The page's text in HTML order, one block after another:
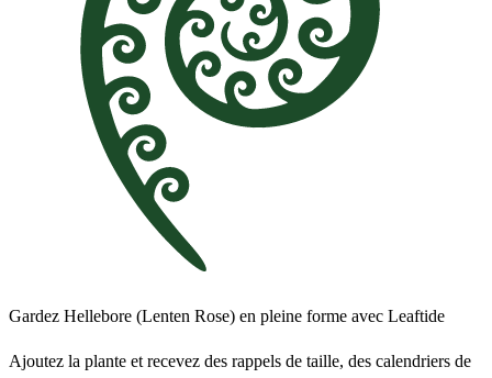
Gardez Hellebore (Lenten Rose) en pleine forme avec Leaftide
Ajoutez la plante et recevez des rappels de taille, des calendriers de